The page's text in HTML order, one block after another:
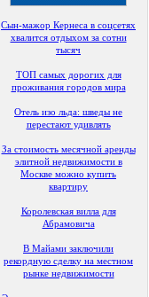
Сын-мажор Кернеса в соцсетях
хвалится отдыхом за сотни
тысяч
ТОП самых дорогих для
проживания городов мира
Отель изо льда: шведы не
перестают удивлять
За стоимость месячной аренды
элитной недвижимости в
Москве можно купить
квартиру
Королевская вилла для
Абрамовича
В Майами заключили
рекордную сделку на местном
рынке недвижимости